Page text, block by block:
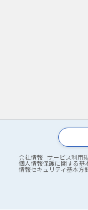
会社情報 サービス利用
個人情報保護に関する基
情報セキュリティ基本方